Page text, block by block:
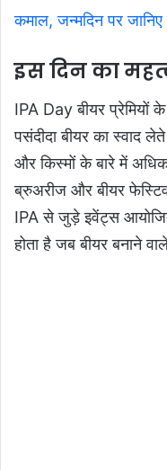
कमाल, जन्मदिन पर जानिए
इस दिन का
IPA Day बीयर प्रेमियों
पसंदीदा बीयर का स्वाद
और किस्मों के बारे में
ब्रुअरीज और बीयर
IPA से जुड़े इवेंट्स
होता है जब बीयर बनाने